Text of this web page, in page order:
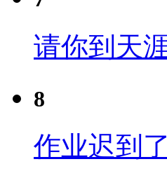
请你到天
8
作业迟到